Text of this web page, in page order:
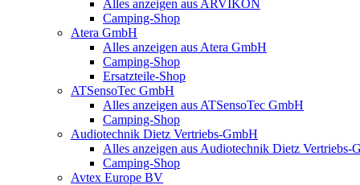
Alles anzeigen aus ARVIKON
Camping-Shop
Atera GmbH
Alles anzeigen aus Atera GmbH
Camping-Shop
Ersatzteile-Shop
ATSensoTec GmbH
Alles anzeigen aus ATSensoTec GmbH
Camping-Shop
Audiotechnik Dietz Vertriebs-GmbH
Alles anzeigen aus Audiotechnik Dietz Vertriebs-
Camping-Shop
Avtex Europe BV